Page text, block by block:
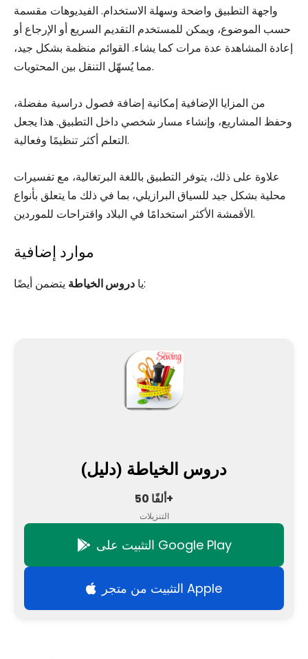
واجهة التطبيق واضحة وسهلة الاستخدام. الفيديوهات مقسمة
حسب الموضوع، ويمكن للمستخدم التقديم السريع أو الإرجاع أو
إعادة المشاهدة عدة مرات كما يشاء. القوائم منظمة بشكل جيد،
مما يُسهّل التنقل بين المحتويات.
من المزايا الإضافية إمكانية إضافة فصول دراسية مفضلة،
وحفظ المشاريع، وإنشاء مسار شخصي داخل التطبيق. هذا يجعل
التعلم أكثر تنظيمًا وفعالية.
علاوة على ذلك، يتوفر التطبيق باللغة البرتغالية، مع تفسيرات
محلية بشكل جيد للسياق البرازيلي، بما في ذلك ما يتعلق بأنواع
الأقمشة الأكثر استخدامًا في البلاد واقتراحات للموردين.
موارد إضافية
يا دروس الخياطة يتضمن أيضًا:
دروس الخياطة (دليل)
50 ألفًا+
التنزيلات
التثبيت على Google Play
التثبيت من متجر Apple